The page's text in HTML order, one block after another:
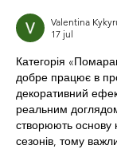
Valentina
17 jul
Категорія
добре працює в
декоративний
реальним
створюють основу
сезонів, тому